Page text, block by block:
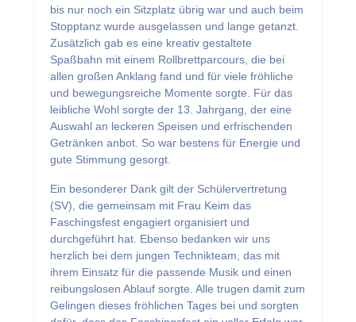
bis nur noch ein Sitzplatz übrig war und auch beim
Stopptanz wurde ausgelassen und lange getanzt.
Zusätzlich gab es eine kreativ gestaltete
Spaßbahn mit einem Rollbrettparcours, die bei
allen großen Anklang fand und für viele fröhliche
und bewegungsreiche Momente sorgte. Für das
leibliche Wohl sorgte der 13. Jahrgang, der eine
Auswahl an leckeren Speisen und erfrischenden
Getränken anbot. So war bestens für Energie und
gute Stimmung gesorgt.
Ein besonderer Dank gilt der Schülervertretung
(SV), die gemeinsam mit Frau Keim das
Faschingsfest engagiert organisiert und
durchgeführt hat. Ebenso bedanken wir uns
herzlich bei dem jungen Technikteam, das mit
ihrem Einsatz für die passende Musik und einen
reibungslosen Ablauf sorgte. Alle trugen damit zum
Gelingen dieses fröhlichen Tages bei und sorgten